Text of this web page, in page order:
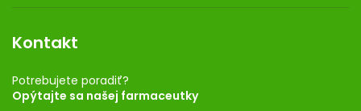
Dermocentrum
Rozhodnutie na prevádzku
Registrácia
Ponuka pre firmy
Kontakt
Potrebujete poradiť?
Opýtajte sa našej farmaceutky